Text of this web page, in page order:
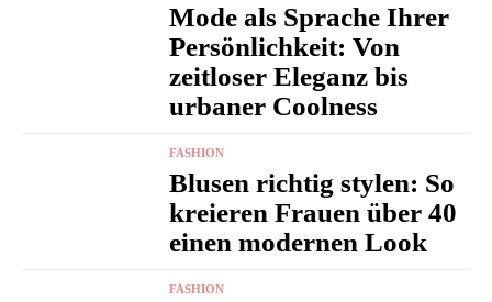
Mode als Sprache Ihrer
Persönlichkeit: Von
zeitloser Eleganz bis
urbaner Coolness
FASHION
Blusen richtig stylen: So
kreieren Frauen über 40
einen modernen Look
FASHION